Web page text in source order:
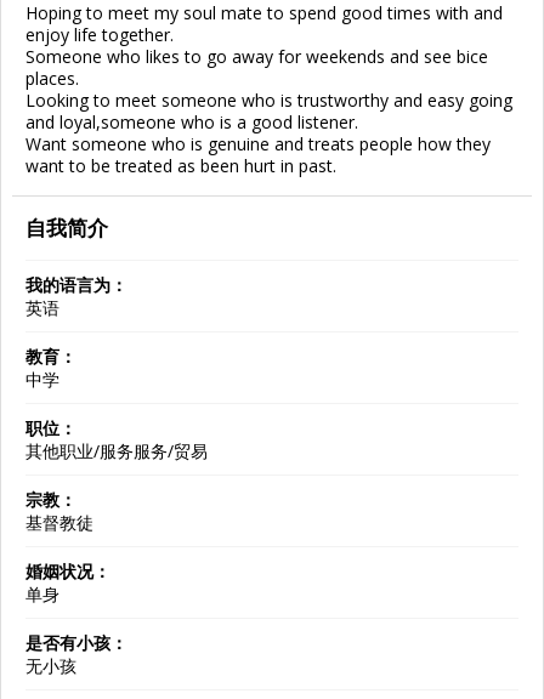
Hoping to meet my soul mate to spend good times with and
enjoy life together.
Someone who likes to go away for weekends and see bice
places.
Looking to meet someone who is trustworthy and easy going
and loyal,someone who is a good listener.
Want someone who is genuine and treats people how they
want to be treated as been hurt in past.
自我简介
我的语言为：
英语
教育：
中学
职位：
其他职业/服务服务/贸易
宗教：
基督教徒
婚姻状况：
单身
是否有小孩：
无小孩